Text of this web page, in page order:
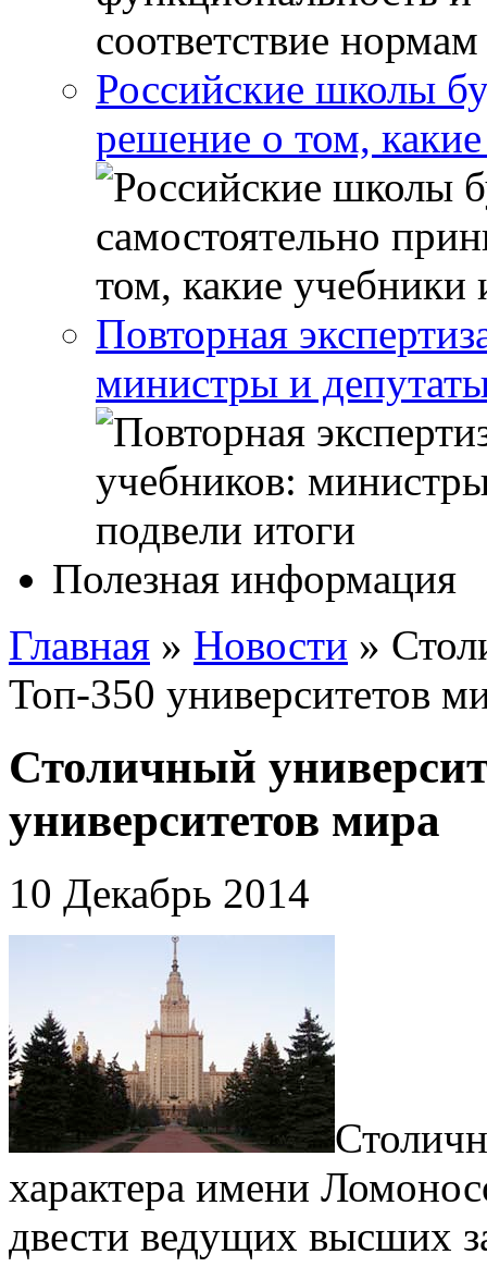
Российские школы
решение о том,
Повторная
министры и
Полезная информация
Главная » Новости »
Топ-350 университетов
Столичный
университетов мира
10 Декабрь 2014
характера имени
двести ведущих высших